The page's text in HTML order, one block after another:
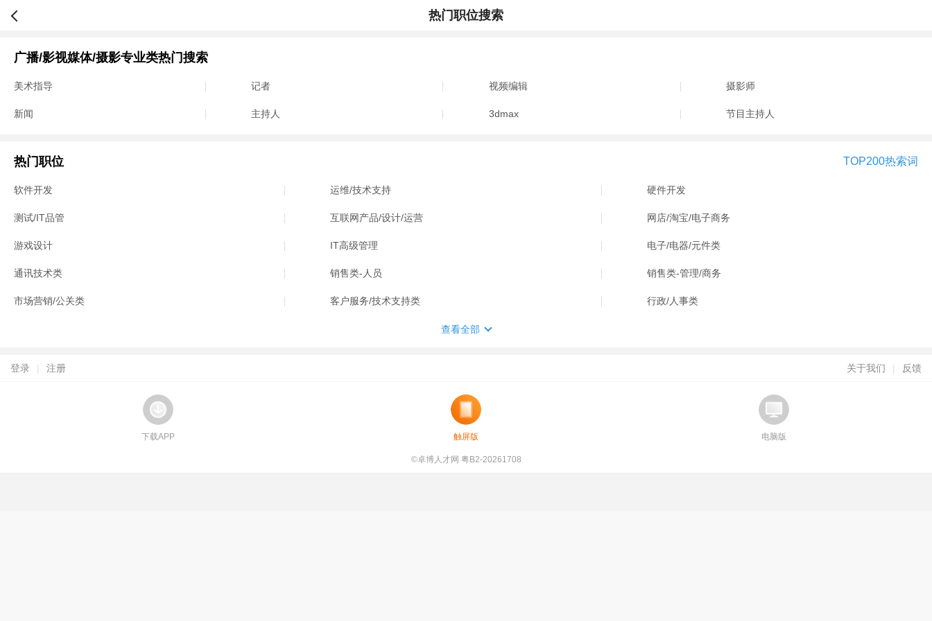
热门职位搜索
广播/影视媒体/摄影专业类热门搜索
美术指导 记者 视频编辑 摄影师
新闻 主持人 3dmax 节目主持人
热门职位 TOP200热索词
软件开发 运维/技术支持 硬件开发
测试/IT品管 互联网产品/设计/运营 网店/淘宝/电子商务
游戏设计 IT高级管理 电子/电器/元件类
通讯技术类 销售类-人员 销售类-管理/商务
市场营销/公关类 客户服务/技术支持类 行政/人事类
查看全部
登录 | 注册 关于我们 | 反馈
下载APP 触屏版 电脑版
©卓博人才网 粤B2-20261708